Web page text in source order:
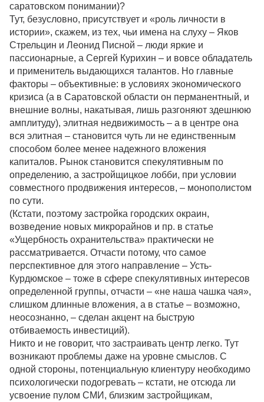
саратовском понимании)?
Тут, безусловно, присутствует и «роль личности в
истории», скажем, из тех, чьи имена на слуху – Яков
Стрельцин и Леонид Писной – люди яркие и
пассионарные, а Сергей Курихин – и вовсе обладатель
и применитель выдающихся талантов. Но главные
факторы – объективные: в условиях экономического
кризиса (а в Саратовской области он перманентный, и
внешние волны, накатывая, лишь разгоняют здешнюю
амплитуду), элитная недвижимость – а в центре она
вся элитная – становится чуть ли не единственным
способом более менее надежного вложения
капиталов. Рынок становится спекулятивным по
определению, а застройщицкое лобби, при условии
совместного продвижения интересов, – монополистом
по сути.
(Кстати, поэтому застройка городских окраин,
возведение новых микрорайнов и пр. в статье
«Ущербность охранительства» практически не
рассматривается. Отчасти потому, что самое
перспективное для этого направление – Усть-
Курдюмское – тоже в сфере спекулятивных интересов
определенной группы, отчасти – «не наша чашка чая»,
слишком длинные вложения, а в статье – возможно,
неосознанно, – сделан акцент на быструю
отбиваемость инвестиций).
Никто и не говорит, что застраивать центр легко. Тут
возникают проблемы даже на уровне смыслов. С
одной стороны, потенциальную клиентуру необходимо
психологически подогревать – кстати, не отсюда ли
усвоение пулом СМИ, близким застройщикам,